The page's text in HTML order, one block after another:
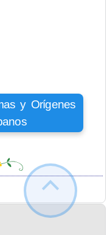
y Orígenes